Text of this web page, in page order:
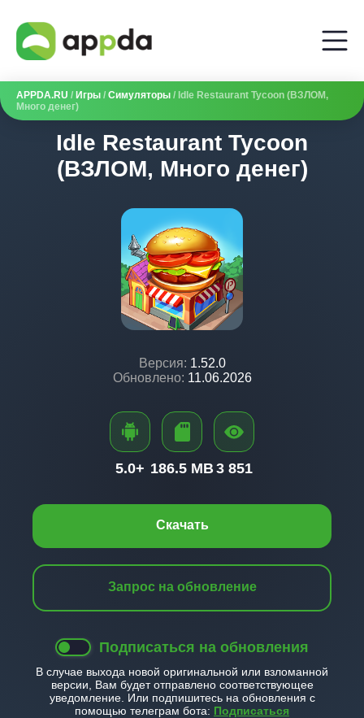
APPDA.RU / Игры / Симуляторы / Idle Restaurant Tycoon (ВЗЛОМ,
Много денег)
Idle Restaurant Tycoon
(ВЗЛОМ, Много денег)
Версия: 1.52.0
Обновлено: 11.06.2026
Скачать
Запрос на обновление
Подписаться на обновления
В случае выхода новой оригинальной или взломанной
версии, Вам будет отправлено соответствующее
уведомление. Или подпишитесь на обновления с
помощью телеграм бота: Подписаться
5.0+ 186.5 MB3 851